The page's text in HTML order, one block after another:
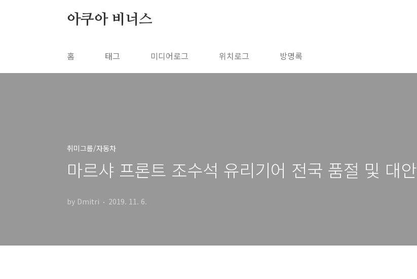
아쿠아 비너스
홈 태그 미디어로그 위치로그 방명록
취미그룹/자동차
마르샤 프론트 조수석 유리기어 전국 품절 및 대안
by Dmitri 2019. 11. 6.